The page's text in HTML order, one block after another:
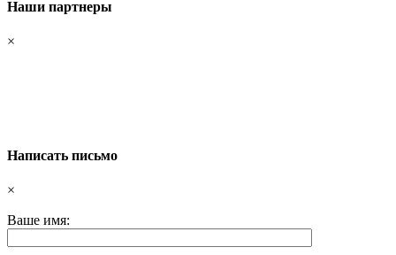
Наши партнеры
×
Написать письмо
×
Ваше имя: